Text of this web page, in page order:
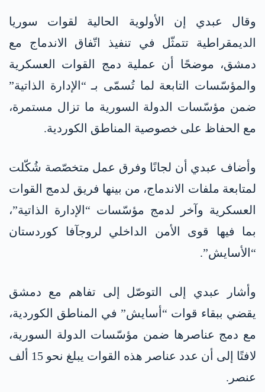
وقال عبدي إن الأولوية الحالية لقوات سوريا
الديمقراطية تتمثّل في تنفيذ اتّفاق الاندماج مع
دمشق، موضحًا أن عملية دمج القوات العسكرية
والمؤسّسات التابعة لما تُسمّى بـ “الإدارة الذاتية”
ضمن مؤسّسات الدولة السورية ما تزال مستمرة،
مع الحفاظ على خصوصية المناطق الكوردية.
وأضاف عبدي أن لجانًا وفرق عمل متخصّصة شُكّلت
لمتابعة ملفات الاندماج، من بينها فريق لدمج القوات
العسكرية وآخر لدمج مؤسّسات “الإدارة الذاتية”،
بما فيها قوى الأمن الداخلي لروجآفا كوردستان
“الأسايش”.
وأشار عبدي إلى التوصّل إلى تفاهم مع دمشق
يقضي ببقاء قوات “أسايش” في المناطق الكوردية،
مع دمج عناصرها ضمن مؤسّسات الدولة السورية،
لافتًا إلى أن عدد عناصر هذه القوات يبلغ نحو 15 ألف
عنصر.